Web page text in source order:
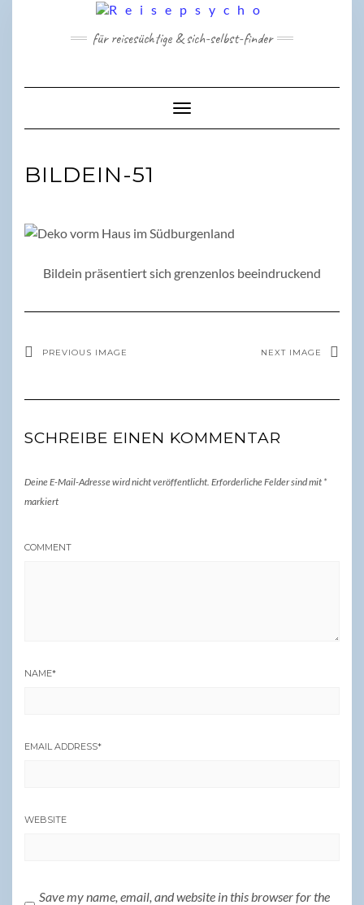
für reisesüchtige & sich-selbst-finder
Toggle Navigation
BILDEIN-51
Bildein präsentiert sich grenzenlos beeindruckend
PREVIOUS IMAGE NEXT IMAGE
SCHREIBE EINEN KOMMENTAR
Deine E-Mail-Adresse wird nicht veröffentlicht. Erforderliche Felder sind mit *
markiert
COMMENT
NAME*
EMAIL ADDRESS*
WEBSITE
Save my name, email, and website in this browser for the